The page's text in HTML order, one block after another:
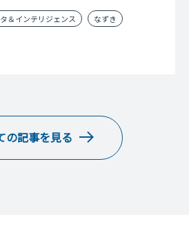
顧客の声を確認するのにTwitter
崎 哲夫がご紹介します。
＆インテリジェンス なずき
の記事を見る